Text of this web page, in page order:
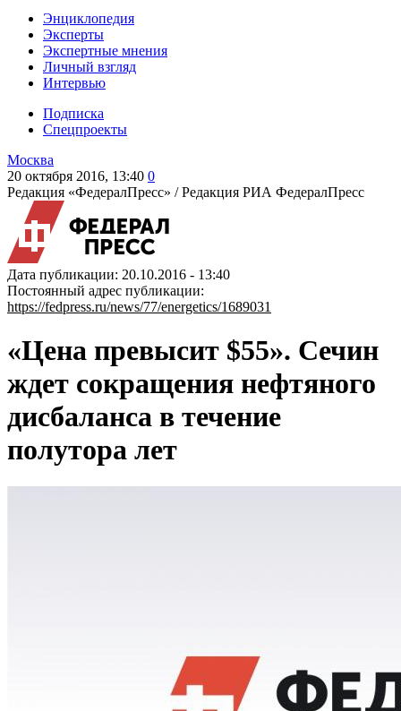
Энциклопедия
Эксперты
Экспертные мнения
Личный взгляд
Интервью
Подписка
Спецпроекты
Москва
20 октября 2016, 13:40 0
Редакция «ФедералПресс» /Редакция РИА ФедералПресс
Дата публикации: 20.10.2016 - 13:40
Постоянный адрес публикации:
https://fedpress.ru/news/77/energetics/1689031
«Цена превысит $55». Сечин
ждет сокращения нефтяного
дисбаланса в течение
полутора лет